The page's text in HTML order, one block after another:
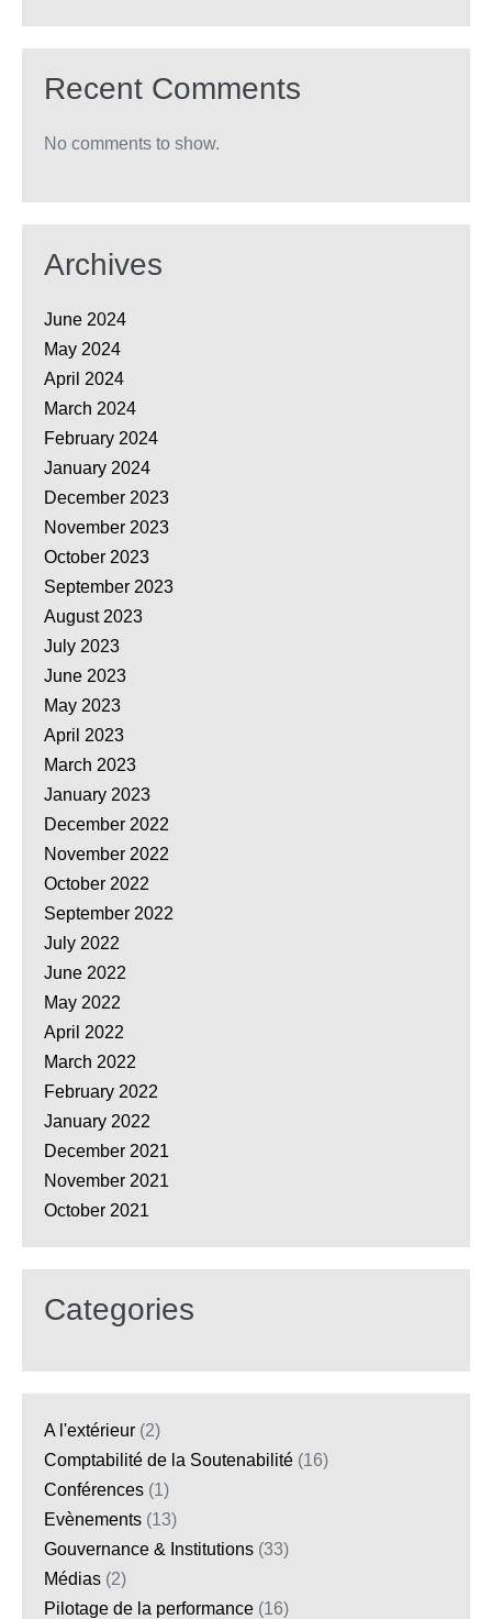
Recent Comments
No comments to show.
Archives
June 2024
May 2024
April 2024
March 2024
February 2024
January 2024
December 2023
November 2023
October 2023
September 2023
August 2023
July 2023
June 2023
May 2023
April 2023
March 2023
January 2023
December 2022
November 2022
October 2022
September 2022
July 2022
June 2022
May 2022
April 2022
March 2022
February 2022
January 2022
December 2021
November 2021
October 2021
Categories
A l'extérieur (2)
Comptabilité de la Soutenabilité (16)
Conférences (1)
Evènements (13)
Gouvernance & Institutions (33)
Médias (2)
Pilotage de la performance (16)